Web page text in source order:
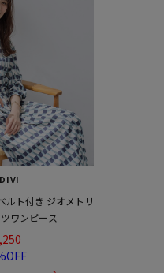
ルト付き ジオメトリ
ワンピース